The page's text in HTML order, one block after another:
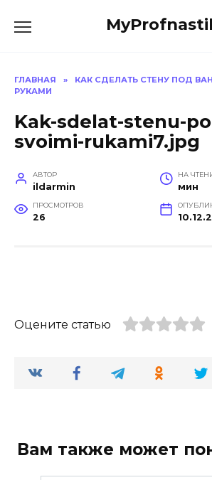
MyProfnastil
ГЛАВНАЯ »
КАК СДЕЛАТЬ СТЕНУ ПОД
РУКАМИ
Kak-sdelat-stenu-
svoimi-rukami7.jpg
АВТОР
ildarmin
НА
мин
ПРОСМОТРОВ
26
Оцените статью
Вам также может